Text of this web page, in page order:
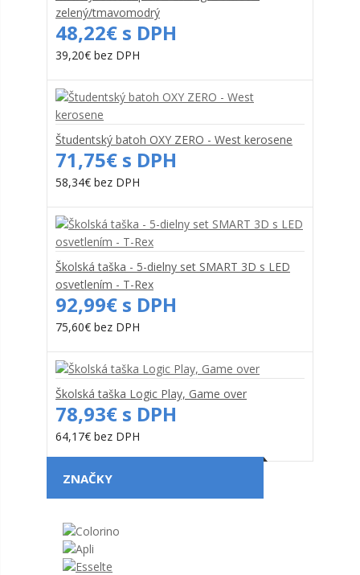
zelený/tmavomodrý
48,22€ s DPH
39,20€ bez DPH
Študentský batoh OXY ZERO - West kerosene
71,75€ s DPH
58,34€ bez DPH
Školská taška - 5-dielny set SMART 3D s LED
osvetlením - T-Rex
92,99€ s DPH
75,60€ bez DPH
Školská taška Logic Play, Game over
78,93€ s DPH
64,17€ bez DPH
ZNAČKY